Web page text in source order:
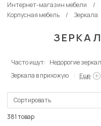
Интернет-магазин мебели
Корпусная мебель
Зеркала
Часто ищут: Недорогие
Зеркала в прихожую
Еще
Сортировать
381 товар